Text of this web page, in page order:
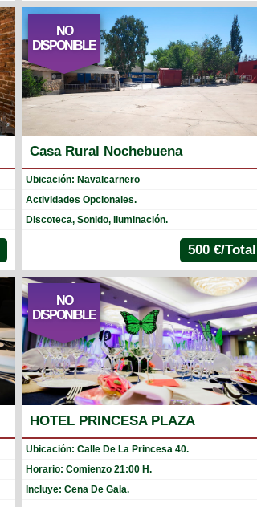
NO
DISPONIBLE
Casa Rural Nochebuena
Ubicación: Navalcarnero
Actividades Opcionales.
Discoteca, Sonido, Iluminación.
500 €/Total
NO
DISPONIBLE
HOTEL PRINCESA PLAZA
Ubicación: Calle De La Princesa 40.
Horario: Comienzo 21:00 H.
Incluye: Cena De Gala.